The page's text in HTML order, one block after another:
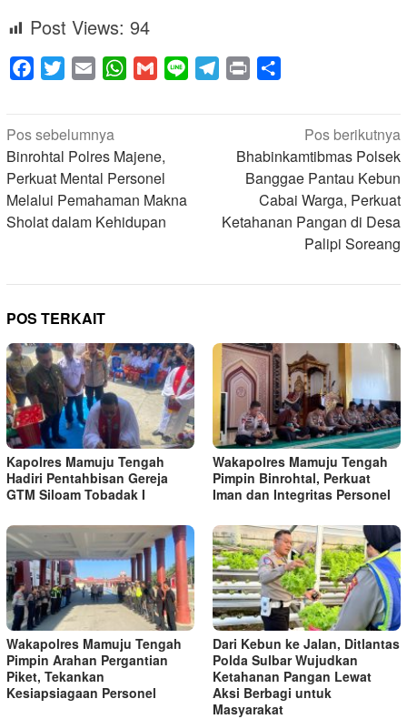
Post Views: 94
Facebook
Twitter Email WhatsApp
Gmail Line Telegram
Print
Navigasi
pos
Pos sebelumnya
Binrohtal Polres Majene,
Perkuat Mental Personel
Melalui Pemahaman Makna
Sholat dalam Kehidupan
Pos berikutnya
Bhabinkamtibmas Polsek
Banggae Pantau Kebun
Cabai Warga, Perkuat
Ketahanan Pangan di Desa
Palipi Soreang
POS TERKAIT
Kapolres Mamuju Tengah
Hadiri Pentahbisan Gereja
GTM Siloam Tobadak I
Wakapolres Mamuju Tengah
Pimpin Binrohtal, Perkuat
Iman dan Integritas Personel
Wakapolres Mamuju Tengah
Pimpin Arahan Pergantian
Piket, Tekankan
Kesiapsiagaan Personel
Dari Kebun ke Jalan, Ditlantas
Polda Sulbar Wujudkan
Ketahanan Pangan Lewat
Aksi Berbagi untuk
Masyarakat